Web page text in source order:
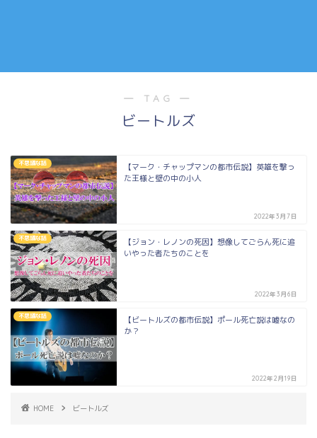
― TAG ―
ビートルズ
不思議な話
【マーク・チャップマンの都市伝説】英雄を撃っ
た王様と壁の中の小人
2022年3月7日
不思議な話
【ジョン・レノンの死因】想像してごらん死に追
いやった者たちのことを
2022年3月6日
不思議な話
【ビートルズの都市伝説】ポール死亡説は嘘なの
か？
2022年2月19日
HOME ビートルズ